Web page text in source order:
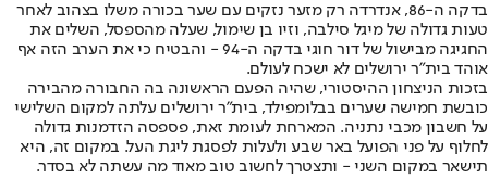
בדקה ה-86, אנדרדה רק מזער נזקים עם שער בכורה משלו בצהוב לאחר
טעות גדולה של מיגל סילבה, וזיו בן שימול, שעלה מהספסל, השלים את
החגיגה מבישול של דור חוגי בדקה ה-94 - והבטיח כי את הערב הזה אף
אוהד בית"ר ירושלים לא ישכח לעולם.
בזכות הניצחון ההיסטורי, שהיה הפעם הראשונה בה החבורה מהבירה
כובשת חמישה שערים בבלומפילד, בית"ר ירושלים עלתה למקום השלישי
על חשבון מכבי נתניה. המארחת לעומת זאת, פספסה הזדמנות גדולה
לחלוף על פני הפועל באר שבע ולעלות לפסגת ליגת העל. במקום זה, היא
תישאר במקום השני - ותצטרך לחשוב טוב מאוד מה עשתה לא בסדר.